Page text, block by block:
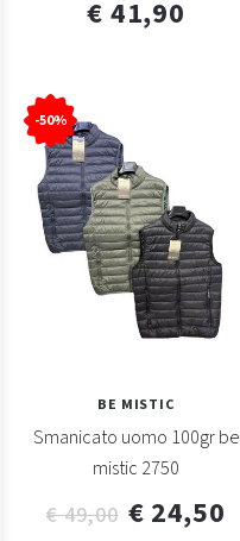
€ 41,90
-50%
BE MISTIC
Smanicato uomo 100gr be
mistic 2750
€ 49,00 € 24,50